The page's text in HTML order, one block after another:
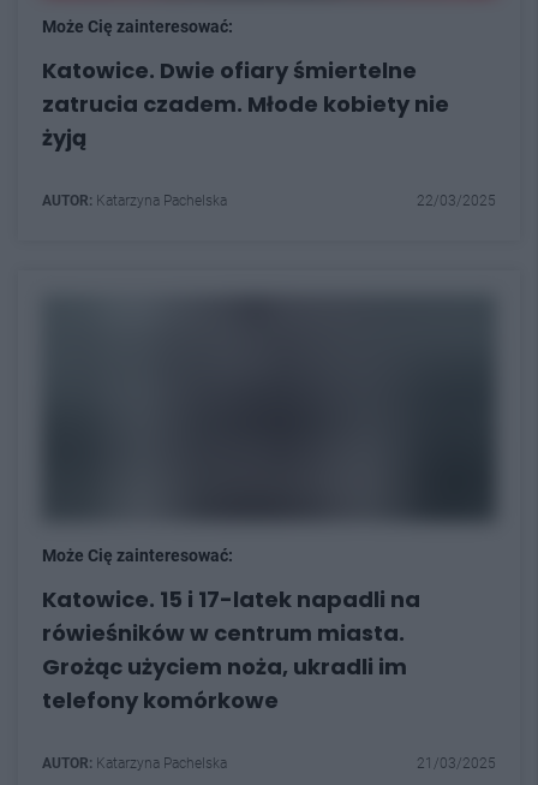
Może Cię zainteresować:
Katowice. Dwie ofiary śmiertelne
zatrucia czadem. Młode kobiety nie
żyją
AUTOR: Katarzyna Pachelska 22/03/2025
Może Cię zainteresować:
Katowice. 15 i 17-latek napadli na
rówieśników w centrum miasta.
Grożąc użyciem noża, ukradli im
telefony komórkowe
AUTOR: Katarzyna Pachelska 21/03/2025